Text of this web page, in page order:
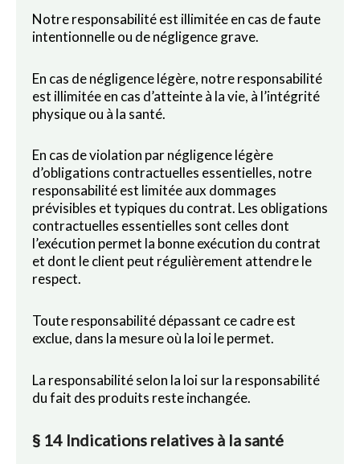
Notre responsabilité est illimitée en cas de faute
intentionnelle ou de négligence grave.
En cas de négligence légère, notre responsabilité
est illimitée en cas d’atteinte à la vie, à l’intégrité
physique ou à la santé.
En cas de violation par négligence légère
d’obligations contractuelles essentielles, notre
responsabilité est limitée aux dommages
prévisibles et typiques du contrat. Les obligations
contractuelles essentielles sont celles dont
l’exécution permet la bonne exécution du contrat
et dont le client peut régulièrement attendre le
respect.
Toute responsabilité dépassant ce cadre est
exclue, dans la mesure où la loi le permet.
La responsabilité selon la loi sur la responsabilité
du fait des produits reste inchangée.
§ 14 Indications relatives à la santé